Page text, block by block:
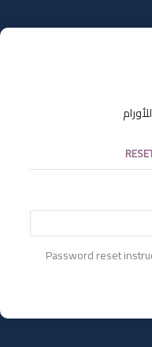
Password reset